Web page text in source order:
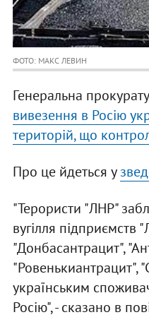
ФОТО: МАКС ЛЕВИН
Генеральна
вивезення в Росію
територій, що
Про це йдеться у
"Терористи "ЛНР"
вугілля підприємств
"Донбасантрацит",
"Ровенькиантрацит",
українським
Росію", - сказано в